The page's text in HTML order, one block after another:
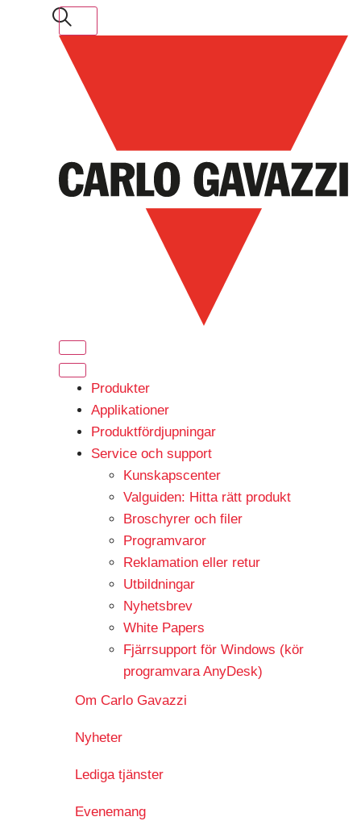
Produkter
Applikationer
Produktfördjupningar
Service och support
Kunskapscenter
Valguiden: Hitta rätt produkt
Broschyrer och filer
Programvaror
Reklamation eller retur
Utbildningar
Nyhetsbrev
White Papers
Fjärrsupport för Windows (kör
programvara AnyDesk)
Om Carlo Gavazzi
Nyheter
Lediga tjänster
Evenemang